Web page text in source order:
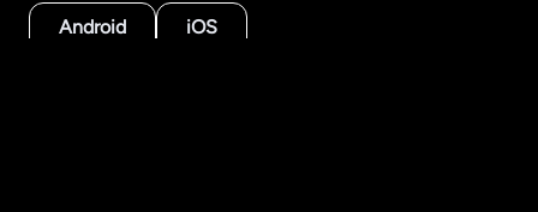
Android
iOS